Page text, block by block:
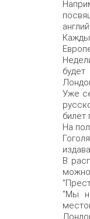
Уже
билет
На
В
"Мы